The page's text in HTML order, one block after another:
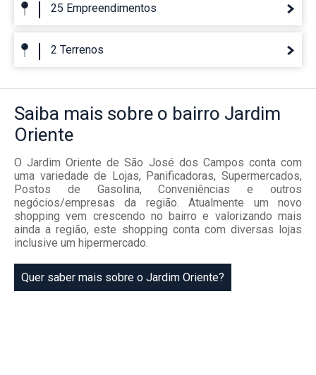
25 Empreendimentos
2 Terrenos
Saiba mais sobre o bairro Jardim
Oriente
O Jardim Oriente de São José dos Campos conta com
uma variedade de Lojas, Panificadoras, Supermercados,
Postos de Gasolina, Conveniências e outros
negócios/empresas da região. Atualmente um novo
shopping vem crescendo no bairro e valorizando mais
ainda a região, este shopping conta com diversas lojas
inclusive um hipermercado.
Quer saber mais sobre o Jardim Oriente?